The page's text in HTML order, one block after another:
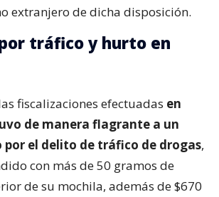
extranjero de dicha disposición.
tráfico y hurto en
fiscalizaciones efectuadas en
de manera flagrante a un
el delito de tráfico de drogas,
con más de 50 gramos de
de su mochila, además de $670